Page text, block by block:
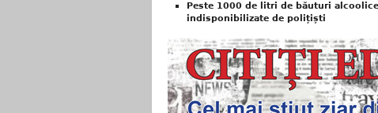
Peste 1000 de litri de băuturi
indisponibilizate de polițiști